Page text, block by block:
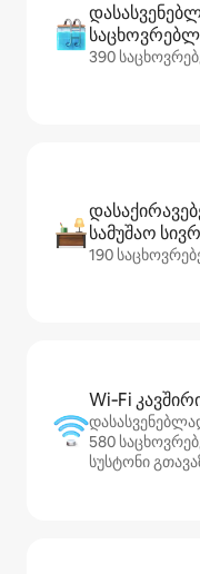
390
სამუშაო
190
Wi‑Fi
580
სუსტონი